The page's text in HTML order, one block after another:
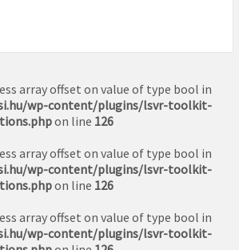
array offset on value of type bool in
wp-content/plugins/lsvr-toolkit-
on line 126
array offset on value of type bool in
wp-content/plugins/lsvr-toolkit-
on line 126
array offset on value of type bool in
wp-content/plugins/lsvr-toolkit-